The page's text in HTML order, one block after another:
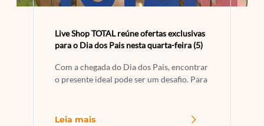
Live Shop TOTAL reúne ofertas exclusivas
para o Dia dos Pais nesta quarta-feira (5)
Com a chegada do Dia dos Pais, encontrar
o presente ideal pode ser um desafio. Para
Leia mais